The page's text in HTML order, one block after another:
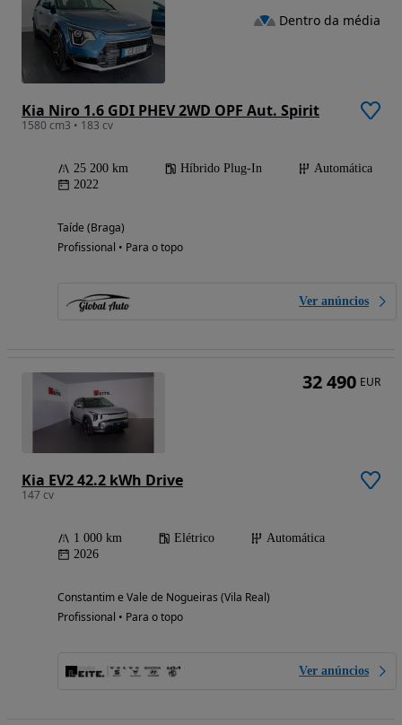
Kia Niro 1.6 GDI PHEV 2WD OPF Aut. Spirit
1580 cm3 • 183 cv
25 200 km Híbrido Plug-In
Automática
2022
Taíde (Braga)
Profissional • Para o topo
Ver anúncios
Dentro da média
Kia EV2 42.2 kWh Drive
147 cv
1 000 km Elétrico
Automática
2026
Constantim e Vale de Nogueiras (Vila Real)
Profissional • Para o topo
Ver anúncios
32 490 EUR